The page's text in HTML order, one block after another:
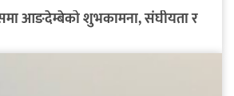
आङदेम्बेको शुभकामना, संघीयता र